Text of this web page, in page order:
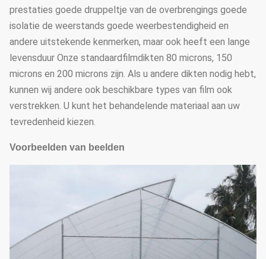
prestaties goede druppeltje van de overbrengings goede
isolatie de weerstands goede weerbestendigheid en
andere uitstekende kenmerken, maar ook heeft een lange
levensduur Onze standaardfilmdikten 80 microns, 150
microns en 200 microns zijn. Als u andere dikten nodig hebt,
kunnen wij andere ook beschikbare types van film ook
verstrekken. U kunt het behandelende materiaal aan uw
tevredenheid kiezen.
Voorbeelden van beelden